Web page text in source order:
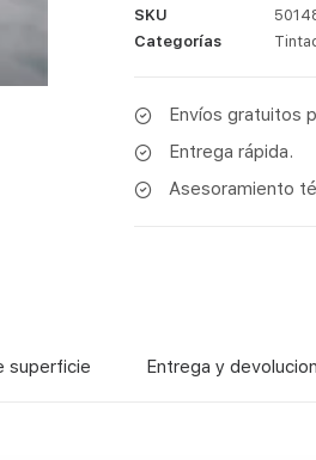
SKU
Categorías
Envíos gratuitos
Entrega rápida.
Asesoramiento
superficie Entrega y